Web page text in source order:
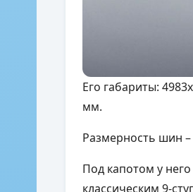
Его габариты:
мм.
Размерность шин –
Под капотом у
классическим 9-